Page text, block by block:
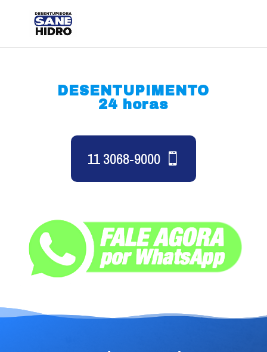
DESENTUPIMENTO
24 horas
11 3068-9000